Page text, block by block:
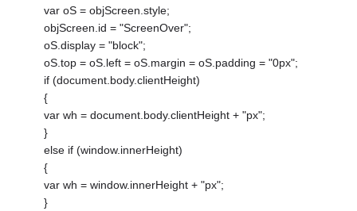
var oS = objScreen.style;
objScreen.id = "ScreenOver";
oS.display = "block";
oS.top = oS.left = oS.margin = oS.padding = "0px";
if (document.body.clientHeight)
{
var wh = document.body.clientHeight + "px";
}
else if (window.innerHeight)
{
var wh = window.innerHeight + "px";
}